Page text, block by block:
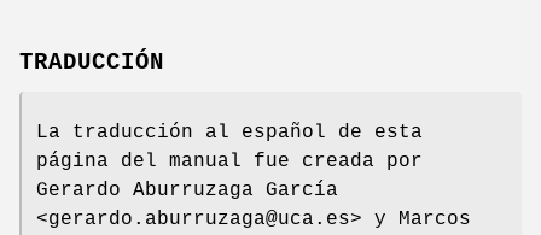
TRADUCCIÓN
La traducción al español de esta
página del manual fue creada por
Gerardo Aburruzaga García
<gerardo.aburruzaga@uca.es> y Marcos